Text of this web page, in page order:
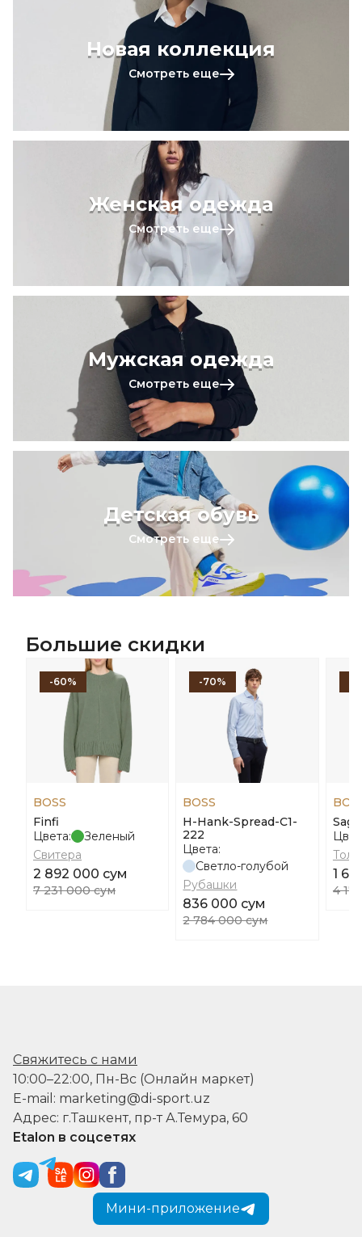
Новая коллекция
Смотреть еще
Женская одежда
Смотреть еще
Мужская одежда
Смотреть еще
Детская обувь
Смотреть еще
Большие скидки
-60%
BOSS
Finfi
Цвета:
Зеленый
Свитера
2 892 000 сум
7 231 000 сум
-70%
BOSS
H-Hank-Spread-C1-
222
Цвета:
Светло-голубой
Рубашки
836 000 сум
2 784 000 сум
1
4
Свяжитесь с нами
10:00–22:00, Пн-Вс (Онлайн маркет)
E-mail: marketing@di-sport.uz
Адрес: г.Ташкент, пр-т А.Темура, 60
Etalon в соцсетях
Мини-приложение